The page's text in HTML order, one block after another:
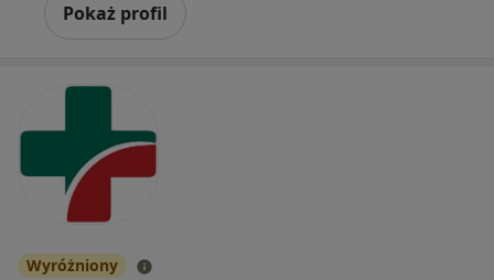
Pokaż profil
Wyróżniony